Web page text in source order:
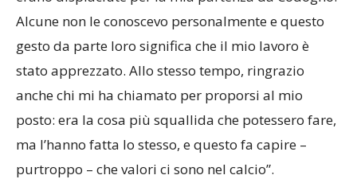
Alcune non le conoscevo personalmente e questo
gesto da parte loro significa che il mio lavoro è
stato apprezzato. Allo stesso tempo, ringrazio
anche chi mi ha chiamato per proporsi al mio
posto: era la cosa più squallida che potessero fare,
ma l’hanno fatta lo stesso, e questo fa capire –
purtroppo – che valori ci sono nel calcio”.